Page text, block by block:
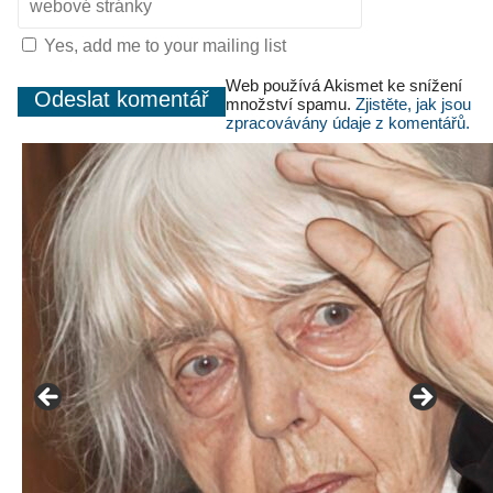
Yes, add me to your mailing list
Web používá Akismet ke snížení
množství spamu. Zjistěte, jak jsou
zpracovávány údaje z komentářů.